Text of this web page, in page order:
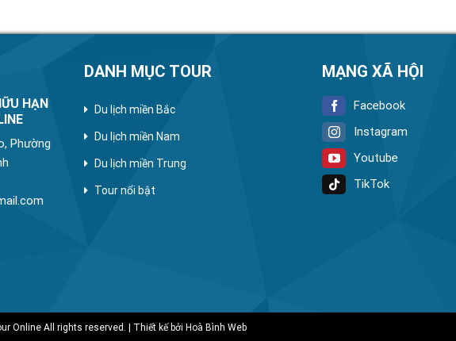
HẠN
Phường
DANH MỤC TOUR
Du lịch miền Bắc
Du lịch miền Nam
Du lịch miền Trung
Tour nổi bật
MẠNG XÃ HỘI
Facebook
Instagram
Youtube
TikTok
Online All rights reserved. | Thiết kế bởi Hoà Bình Web